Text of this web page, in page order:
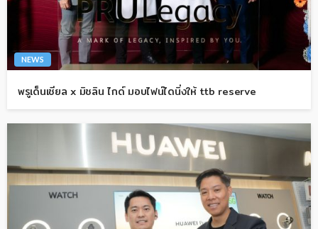
NEWS
พรูเด็นเชียล x มิชลิน ไกด์ มอบไฟน์ไดนิ่งให้ ttb reserve